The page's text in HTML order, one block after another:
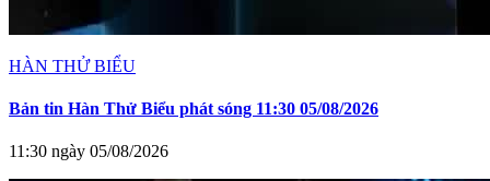
HÀN THỬ BIỂU
Bản tin Hàn Thử Biểu phát sóng 11:30 05/08/2026
11:30 ngày 05/08/2026